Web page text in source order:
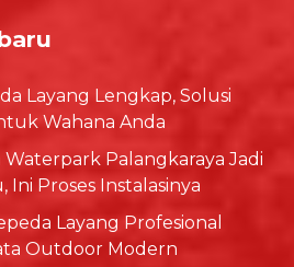
Layang Lengkap, Solusi
Wahana Anda
Waterpark Palangkaraya Jadi
Ini Proses Instalasinya
Layang Profesional
Outdoor Modern